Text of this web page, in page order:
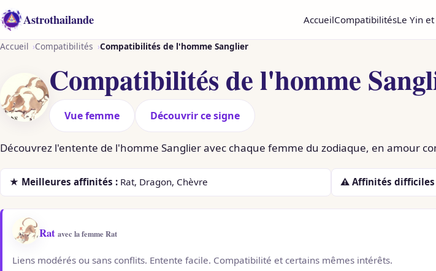
Aller
au
contenu
Astrothailande AccueilCompatibilitésLe Yin
Accueil Compatibilités Compatibilités de l'homme Sanglier
Compatibilités de l'homme
Vue femme Découvrir ce signe
Découvrez l'entente de l'homme Sanglier avec chaque femme du zodiaque, en amour
★ Meilleures affinités : Rat, Dragon, Chèvre ⚠ Affinités difficiles
Rat avec la femme Rat
Liens modérés ou sans conflits. Entente facile. Compatibilité et certains mêmes intérêts.